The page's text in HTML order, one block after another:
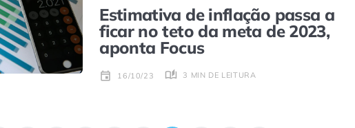
Estimativa de inflação passa a
ficar no teto da meta de 2023,
aponta Focus
16/10/23 3 MIN DE LEITURA